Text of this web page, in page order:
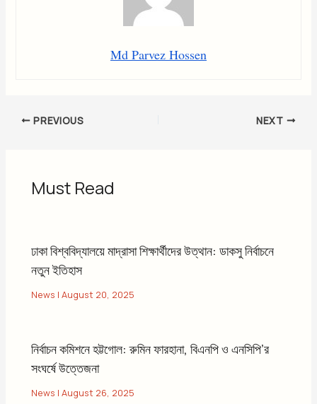
Md Parvez Hossen
PREVIOUS NEXT
Must Read
ঢাকা বিশ্ববিদ্যালয়ে মাদ্রাসা শিক্ষার্থীদের উত্থান: ডাকসু নির্বাচনে
নতুন ইতিহাস
News |August 20, 2025
নির্বাচন কমিশনে হট্টগোল: রুমিন ফারহানা, বিএনপি ও এনসিপি’র
সংঘর্ষে উত্তেজনা
News |August 26, 2025